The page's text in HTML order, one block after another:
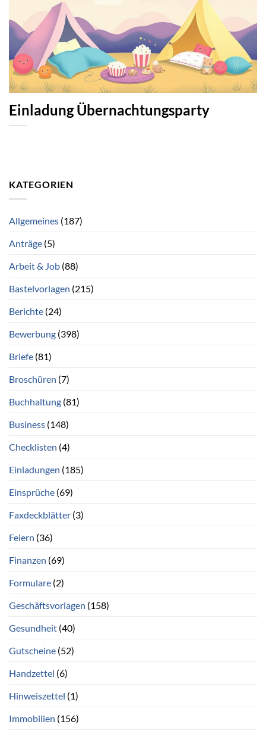
Einladung Übernachtungsparty
KATEGORIEN
Allgemeines (187)
Anträge (5)
Arbeit & Job (88)
Bastelvorlagen (215)
Berichte (24)
Bewerbung (398)
Briefe (81)
Broschüren (7)
Buchhaltung (81)
Business (148)
Checklisten (4)
Einladungen (185)
Einsprüche (69)
Faxdeckblätter (3)
Feiern (36)
Finanzen (69)
Formulare (2)
Geschäftsvorlagen (158)
Gesundheit (40)
Gutscheine (52)
Handzettel (6)
Hinweiszettel (1)
Immobilien (156)